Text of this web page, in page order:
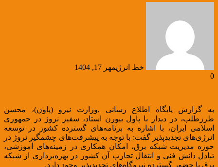
خط انرژیمهر 17, 1404
0
به گزارش پایگاه اطلاع رسانی ,وزارت نیرو (پاون)، محسن
طرزطلب، در دیدار با پاول بیورن استاد، سفیر نروژ در جمهوری
اسلامی ایران، با اشاره به برنامه‌های گسترده کشور در توسعه
انرژی‌های تجدیدپذیر گفت: با توجه به پیشرفت‌های چشمگیر نروژ در
حوزه مدیریت شبکه برق، امکان همکاری در زمینه‌های آموزشی،
تبادل دانش فنی و انتقال تجارب آن کشور در بهره‌برداری از شبکه
برق با حضور گسترده نیروگاه‌های تجدیدپذیر وجود دارد.